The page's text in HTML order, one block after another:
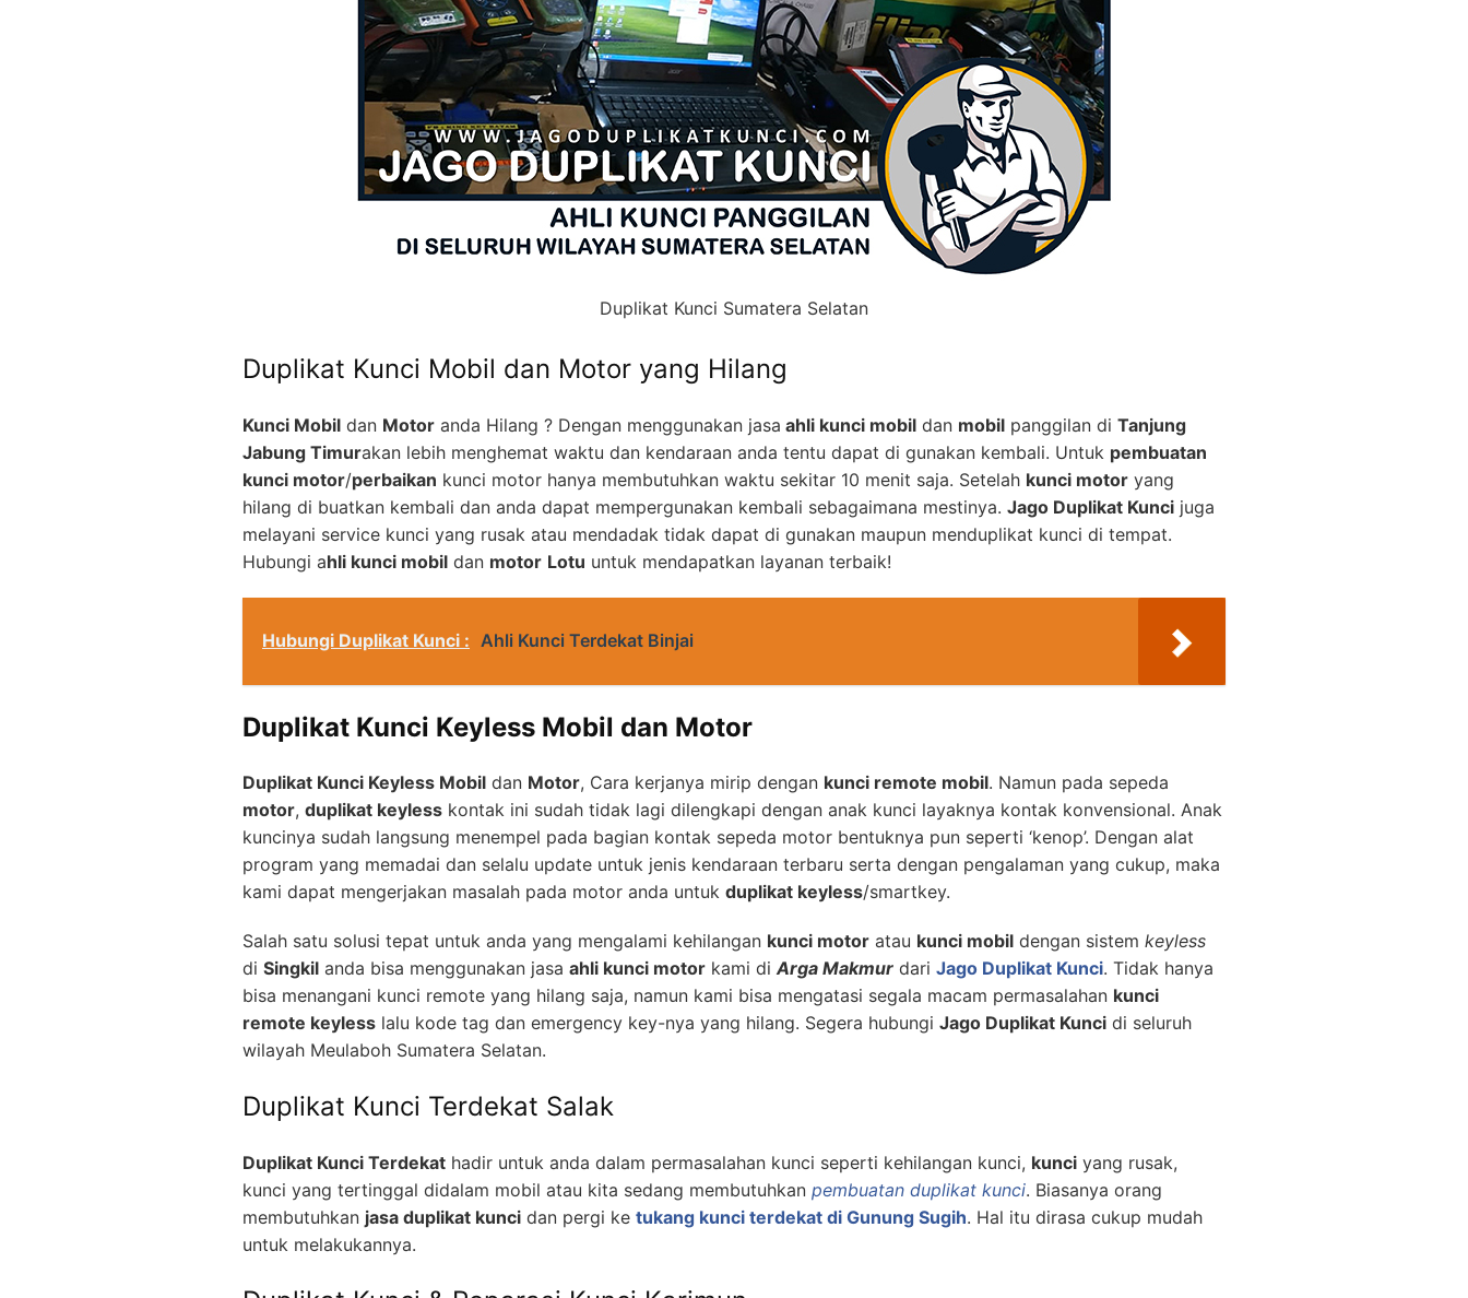
Duplikat Kunci Sumatera Selatan
Duplikat Kunci Mobil dan Motor yang Hilang
Kunci Mobil dan Motor anda Hilang ? Dengan menggunakan jasa ahli kunci mobil dan mobil panggilan di Tanjung
Jabung Timurakan lebih menghemat waktu dan kendaraan anda tentu dapat di gunakan kembali. Untuk pembuatan
kunci motor/perbaikan kunci motor hanya membutuhkan waktu sekitar 10 menit saja. Setelah kunci motor yang
hilang di buatkan kembali dan anda dapat mempergunakan kembali sebagaimana mestinya. Jago Duplikat Kunci juga
melayani service kunci yang rusak atau mendadak tidak dapat di gunakan maupun menduplikat kunci di tempat.
Hubungi ahli kunci mobil dan motor Lotu untuk mendapatkan layanan terbaik!
Hubungi Duplikat Kunci : Ahli Kunci Terdekat Binjai
Duplikat Kunci Keyless Mobil dan Motor
Duplikat Kunci Keyless Mobil dan Motor, Cara kerjanya mirip dengan kunci remote mobil. Namun pada sepeda
motor, duplikat keyless kontak ini sudah tidak lagi dilengkapi dengan anak kunci layaknya kontak konvensional. Anak
kuncinya sudah langsung menempel pada bagian kontak sepeda motor bentuknya pun seperti ‘kenop’. Dengan alat
program yang memadai dan selalu update untuk jenis kendaraan terbaru serta dengan pengalaman yang cukup, maka
kami dapat mengerjakan masalah pada motor anda untuk duplikat keyless/smartkey.
Salah satu solusi tepat untuk anda yang mengalami kehilangan kunci motor atau kunci mobil dengan sistem keyless
di Singkil anda bisa menggunakan jasa ahli kunci motor kami diArga Makmur dari Jago Duplikat Kunci. Tidak hanya
bisa menangani kunci remote yang hilang saja, namun kami bisa mengatasi segala macam permasalahan kunci
remote keyless lalu kode tag dan emergency key-nya yang hilang. Segera hubungi Jago Duplikat Kunci di seluruh
wilayah Meulaboh Sumatera Selatan.
Duplikat Kunci Terdekat Salak
Duplikat Kunci Terdekat hadir untuk anda dalam permasalahan kunci seperti kehilangan kunci, kunci yang rusak,
kunci yang tertinggal didalam mobil atau kita sedang membutuhkan pembuatan duplikat kunci. Biasanya orang
membutuhkan jasa duplikat kunci dan pergi ke tukang kunci terdekat di Gunung Sugih. Hal itu dirasa cukup mudah
untuk melakukannya.